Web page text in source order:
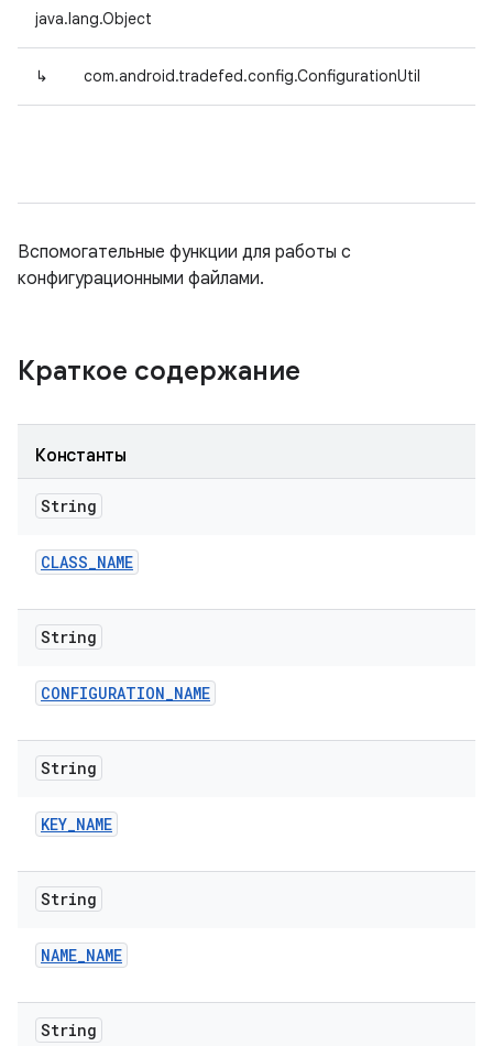
java.lang.Object
↳ com.android.tradefed.config.ConfigurationUtil
Вспомогательные функции для работы с
конфигурационными файлами.
Краткое содержание
Константы
String
CLASS_NAME
String
CONFIGURATION_NAME
String
KEY_NAME
String
NAME_NAME
String